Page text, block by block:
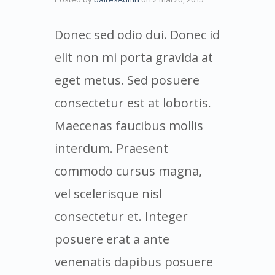
Donec sed odio dui. Donec id
elit non mi porta gravida at
eget metus. Sed posuere
consectetur est at lobortis.
Maecenas faucibus mollis
interdum. Praesent
commodo cursus magna,
vel scelerisque nisl
consectetur et. Integer
posuere erat a ante
venenatis dapibus posuere